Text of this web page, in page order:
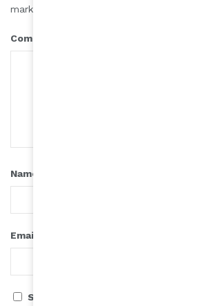
marked
Comment
Name
Email
Save my name, email, and website